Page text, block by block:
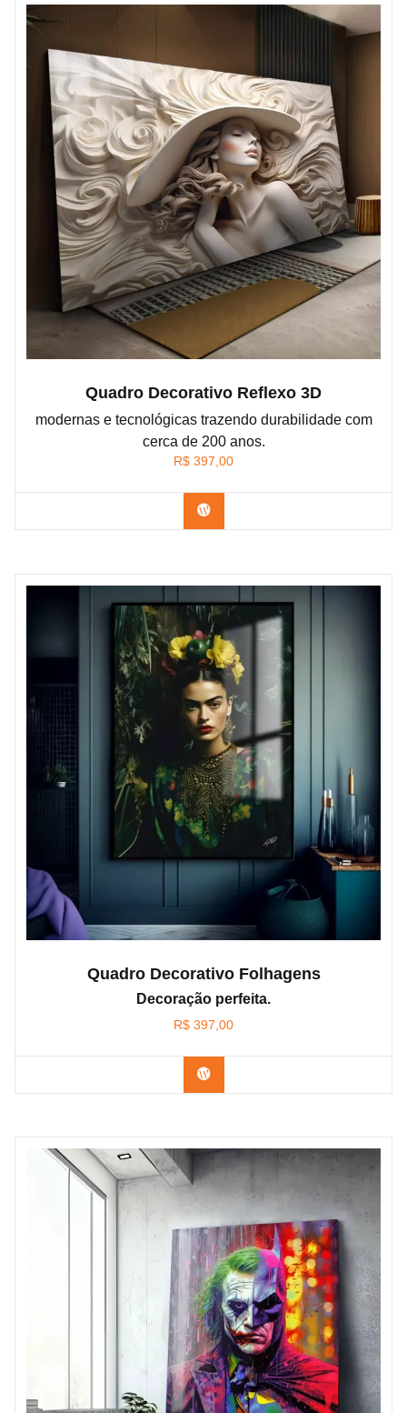
Quadro Decorativo Reflexo 3D
modernas e tecnológicas trazendo durabilidade com
cerca de 200 anos.
R$ 397,00
Comprar produto
Quadro Decorativo Folhagens
Decoração perfeita.
R$ 397,00
Confira os modelos